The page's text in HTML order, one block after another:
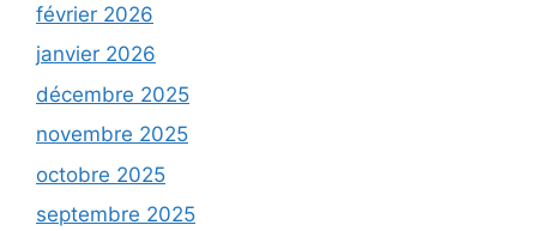
février 2026
janvier 2026
décembre 2025
novembre 2025
octobre 2025
septembre 2025